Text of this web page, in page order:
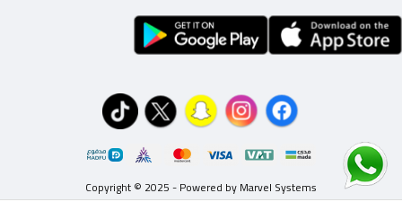
Copyright © 2025 - Powered by Marvel Systems